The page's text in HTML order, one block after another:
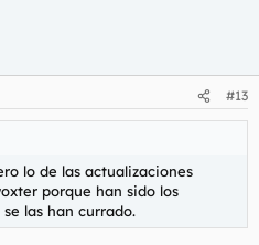
#13
lo de las actualizaciones
porque han sido los
las han currado.